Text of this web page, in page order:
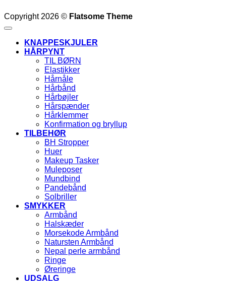
Copyright 2026 © Flatsome Theme
KNAPPESKJULER
HÅRPYNT
TIL BØRN
Elastikker
Hårnåle
Hårbånd
Hårbøjler
Hårspænder
Hårklemmer
Konfirmation og bryllup
TILBEHØR
BH Stropper
Huer
Makeup Tasker
Muleposer
Mundbind
Pandebånd
Solbriller
SMYKKER
Armbånd
Halskæder
Morsekode Armbånd
Natursten Armbånd
Nepal perle armbånd
Ringe
Øreringe
UDSALG